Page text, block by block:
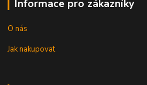
Informace pro zákazníky
O nás
Jak nakupovat